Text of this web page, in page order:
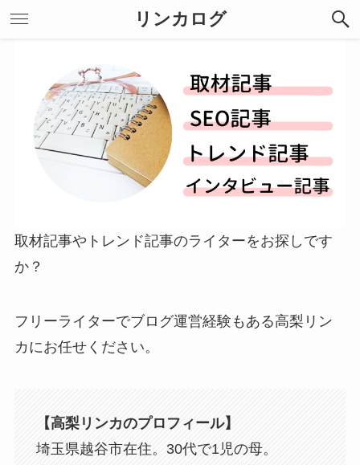
リンカログ
取材記事やトレンド記事のライターをお探しです
か？
フリーライターでブログ運営経験もある高梨リン
カにお任せください。
【高梨リンカのプロフィール】
埼玉県越谷市在住。30代で1児の母。